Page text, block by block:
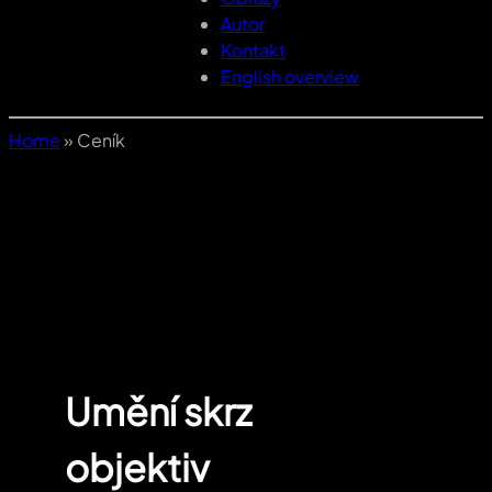
Autor
Kontakt
English overview
Home» Ceník
Umění skrz
objektiv